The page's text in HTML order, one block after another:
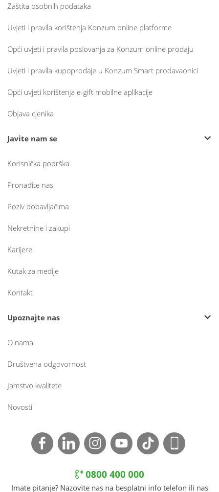
Zaštita osobnih podataka
Uvjeti i pravila korištenja Konzum online platforme
Opći uvjeti i pravila poslovanja za Konzum online prodaju
Uvjeti i pravila kupoprodaje u Konzum Smart prodavaonici
Opći uvjeti korištenja e-gift mobilne aplikacije
Objava cjenika
Javite nam se
Korisnička podrška
Pronađite nas
Poziv dobavljačima
Nekretnine i zakupi
Karijere
Kutak za medije
Kontakt
Upoznajte nas
O nama
Društvena odgovornost
Jamstvo kvalitete
Novosti
0800 400 000
Imate pitanje? Nazovite nas na besplatni info telefon ili nas